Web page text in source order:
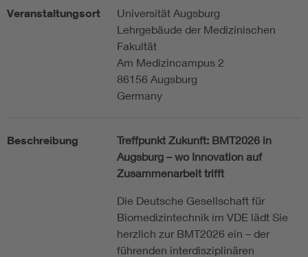
Veranstaltungsort
Universität Augsburg
Lehrgebäude der Medizinischen
Fakultät
Am Medizincampus 2
86156 Augsburg
Germany
Beschreibung
Treffpunkt Zukunft: BMT2026 in
Augsburg – wo Innovation auf
Zusammenarbeit trifft
Die Deutsche Gesellschaft für
Biomedizintechnik im VDE lädt Sie
herzlich zur BMT2026 ein – der
führenden interdisziplinären